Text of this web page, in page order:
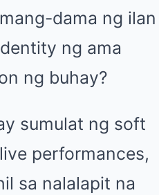
dama ng ilan
ng ama
ng buhay?
sumulat ng soft
performances,
sa nalalapit na